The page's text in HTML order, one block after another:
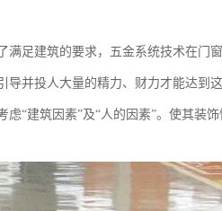
足建筑的要求，五金系统技术在门
并投人大量的精力、财力才能达到
“建筑因素”及“人的因素”。使其装